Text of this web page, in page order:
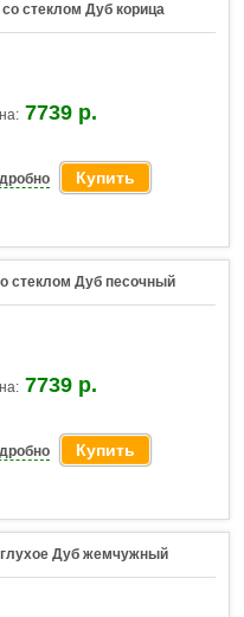
стеклом Дуб корица
7739 р.
Купить
стеклом Дуб песочный
7739 р.
Купить
Дуб жемчужный